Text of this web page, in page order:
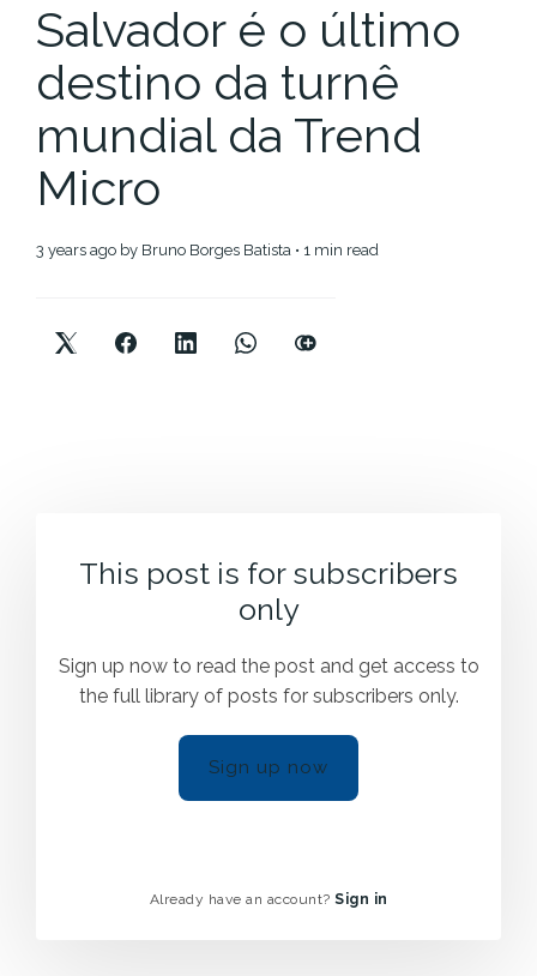
Salvador é o último
destino da turnê
mundial da Trend
Micro
3 years ago by Bruno Borges Batista • 1 min read
This post is for subscribers
only
Sign up now to read the post and get access to
the full library of posts for subscribers only.
Sign up now
Already have an account? Sign in